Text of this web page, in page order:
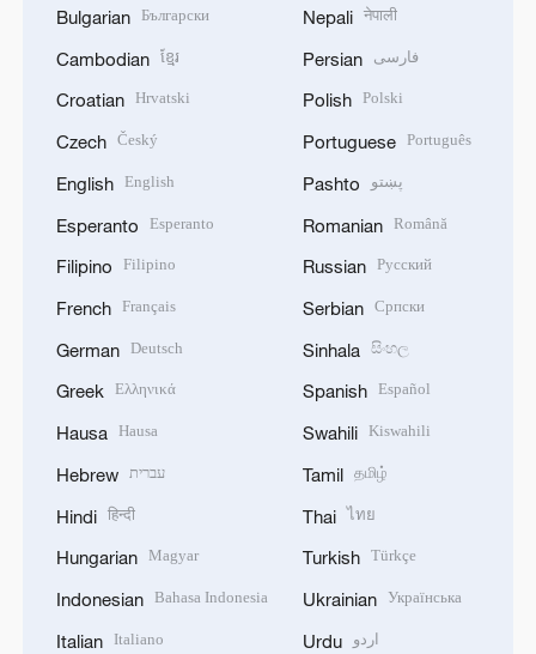
Bulgarian Български
Cambodian ខ្មែរ
Croatian Hrvatski
Czech Český
English English
Esperanto Esperanto
Filipino Filipino
French Français
German Deutsch
Greek Ελληνικά
Hausa Hausa
Hebrew עברית
Hindi हिन्दी
Hungarian Magyar
Indonesian Bahasa Indonesia
Italian Italiano
Nepali नेपाली
Persian فارسی
Polish Polski
Portuguese Português
Pashto پښتو
Romanian Română
Russian Русский
Serbian Српски
Sinhala සිංහල
Spanish Español
Swahili Kiswahili
Tamil தமிழ்
Thai ไทย
Turkish Türkçe
Ukrainian Українська
Urdu اردو